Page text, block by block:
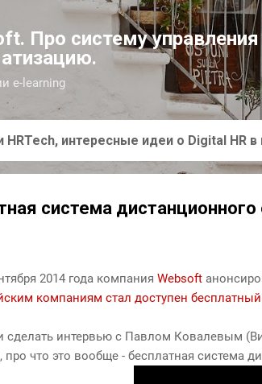
К
Про систему
e-learning
HRTech, интересные идеи о Digital HR
система дистанционного
2014 года компания Websoft
компаниям стал доступен бесплатный
интервью с Павлом Ковалевым
про что это вообще - бесплатная система